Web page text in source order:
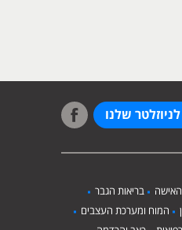
שלנו
האישה
בריאות הגבר
המוח ומערכת העצבים